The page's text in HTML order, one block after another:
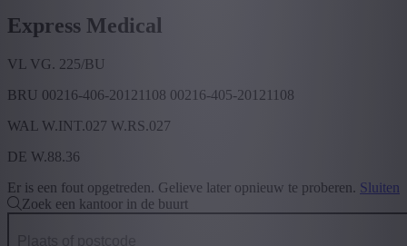
Express Medical
VL VG. 225/BU
BRU 00216-406-20121108 00216-405-20121108
WAL W.INT.027 W.RS.027
DE W.88.36
Er is een fout opgetreden. Gelieve later opnieuw te proberen. Sluiten
Zoek een kantoor in de buurt